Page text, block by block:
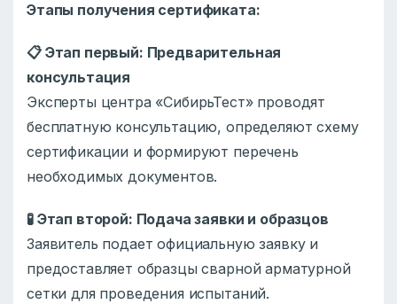
Этапы получения сертификата:
📋Этап первый: Предварительная
консультация
Эксперты центра «СибирьТест» проводят
бесплатную консультацию, определяют схему
сертификации и формируют перечень
необходимых документов.
🧪Этап второй: Подача заявки и образцов
Заявитель подает официальную заявку и
предоставляет образцы сварной арматурной
сетки для проведения испытаний.